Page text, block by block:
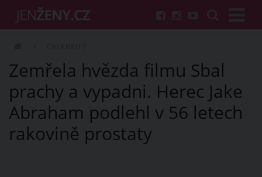
Zemřela hvězda filmu Sbal
prachy a vypadni. Herec Jake
Abraham podlehl v 56 letech
rakovině prostaty